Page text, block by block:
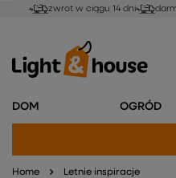
zwrot w ciągu 14 dni
DOM OGRÓD
Home Letnie inspiracje